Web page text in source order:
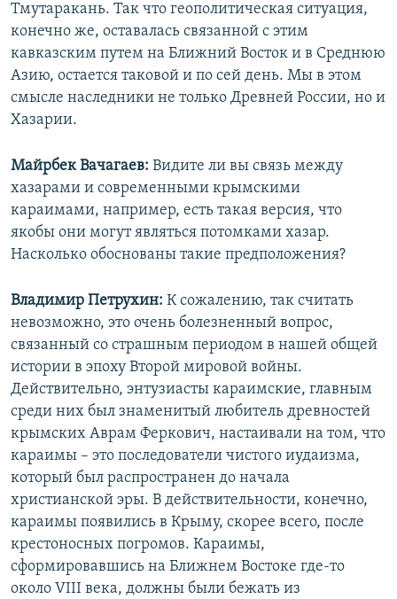
Тмутаракань. Так что геополитическая ситуация,
конечно же, оставалась связанной с этим
кавказским путем на Ближний Восток и в Среднюю
Азию, остается таковой и по сей день. Мы в этом
смысле наследники не только Древней России, но и
Хазарии.
Майрбек Вачагаев: Видите ли вы связь между
хазарами и современными крымскими
караимами, например, есть такая версия, что
якобы они могут являться потомками хазар.
Насколько обоснованы такие предположения?
Владимир Петрухин: К сожалению, так считать
невозможно, это очень болезненный вопрос,
связанный со страшным периодом в нашей общей
истории в эпоху Второй мировой войны.
Действительно, энтузиасты караимские, главным
среди них был знаменитый любитель древностей
крымских Аврам Феркович, настаивали на том, что
караимы – это последователи чистого иудаизма,
который был распространен до начала
христианской эры. В действительности, конечно,
караимы появились в Крыму, скорее всего, после
крестоносных погромов. Караимы,
сформировавшись на Ближнем Востоке где-то
около VIII века, должны были бежать из